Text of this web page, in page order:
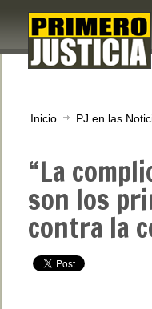
Inicio PJ en las
“La
son los
contra la